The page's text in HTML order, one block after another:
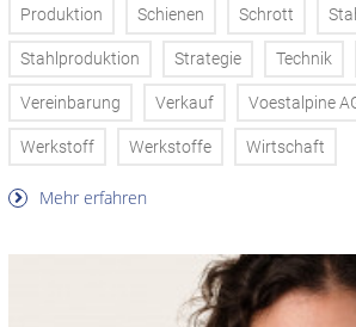
Produktion Schienen Schrott
Stahlproduktion Strategie Technik
Vereinbarung Verkauf Voestalpine
Werkstoff Werkstoffe Wirtschaft
Mehr erfahren